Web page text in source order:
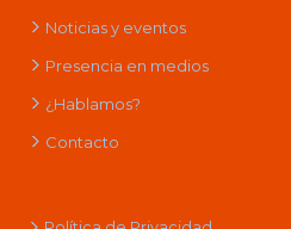
Noticias y eventos
Presencia en medios
¿Hablamos?
Contacto